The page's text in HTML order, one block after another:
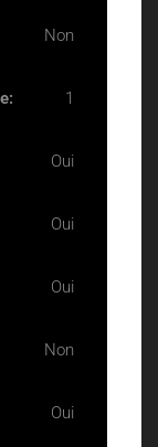
Non
1
Oui
Oui
Oui
Non
Oui